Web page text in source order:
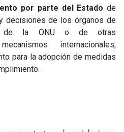
por parte del Estado de
decisiones de los órganos de
de la ONU o de otras
internacionales,
para la adopción de medidas